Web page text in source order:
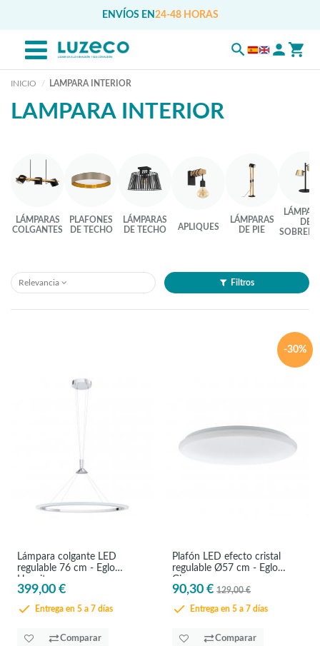
ENVÍOS EN 24-48 HORAS
INICIO LAMPARA INTERIOR
LAMPARA INTERIOR
LÁMPARAS
COLGANTES
PLAFONES
DE TECHO
LÁMPARAS
DE TECHO
APLIQUES
LÁMPARAS
DE PIE
DE
Relevancia Filtros
Lámpara colgante LED
regulable 76 cm - Eglo
Hornitosc
399,00 €
Entrega en 5 a 7 días
Comparar
-30%
Plafón LED efecto cristal
regulable Ø57 cm - Eglo
Giron
90,30 € 129,00 €
Entrega en 5 a 7 días
Comparar